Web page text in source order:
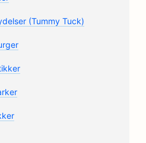
(Tummy Tuck)